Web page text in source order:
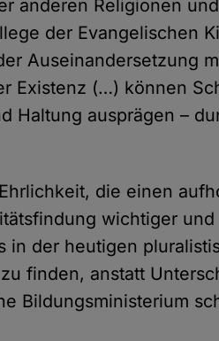
anderen Religionen
der Evangelischen
Auseinandersetzung
Existenz (…) können
Haltung ausprägen –
die einen
wichtiger
in der heutigen
finden, anstatt
Bildungsministerium